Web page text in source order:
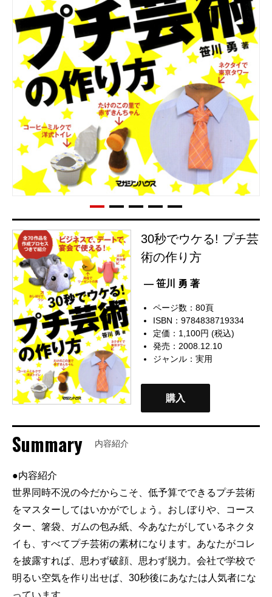
30秒でウケる! プチ芸
術の作り方
— 笹川 勇 著
ページ数：80頁
ISBN：9784838719334
定価：1,100円 (税込)
発売：2008.12.10
ジャンル：実用
購入
Summary 内容紹介
●内容紹介
世界同時不況の今だからこそ、低予算でできるプチ芸術
をマスターしてはいかがでしょう。おしぼりや、コース
ター、箸袋、ガムの包み紙、今あなたがしているネクタ
イも、すべてプチ芸術の素材になります。あなたがコレ
を披露すれば、思わず破顔、思わず脱力。会社で学校で
明るい空気を作り出せば、30秒後にあなたは人気者にな
っています。